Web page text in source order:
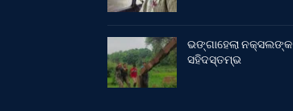
ଭଙ୍ଗାହେଲା ନକ୍ସଲଙ୍କ
ସହିଦସ୍ତମ୍ଭ